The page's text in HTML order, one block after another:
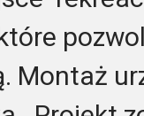
Montaż